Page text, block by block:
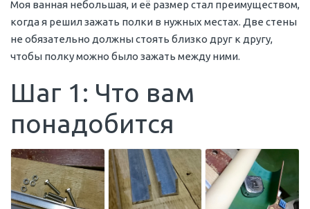
Моя ванная небольшая, и её размер стал преимуществом,
когда я решил зажать полки в нужных местах. Две стены
не обязательно должны стоять близко друг к другу,
чтобы полку можно было зажать между ними.
Шаг 1: Что вам
понадобится